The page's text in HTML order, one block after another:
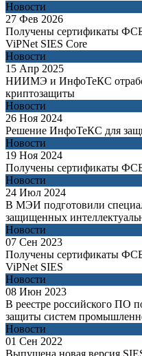
Новости
27 Фев 2026
Получены сертификаты
ViPNet SIES Core
Новости
15 Апр 2025
НИИМЭ и ИнфоТеКС
криптозащиты
Новости
26 Ноя 2024
Решение ИнфоТеКС для
Новости
19 Ноя 2024
Получены сертификаты
Новости
24 Июл 2024
В МЭИ подготовили
защищенных
Новости
07 Сен 2023
Получены сертификаты
ViPNet SIES
Новости
08 Июн 2023
В реестре российского ПО
защиты систем
Новости
01 Сен 2022